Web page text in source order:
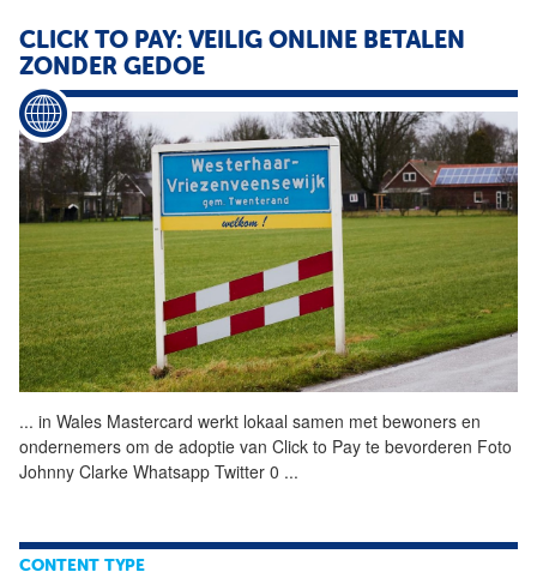
CLICK TO PAY: VEILIG ONLINE BETALEN
ZONDER GEDOE
... in Wales Mastercard werkt lokaal samen met bewoners en
ondernemers om de adoptie van Click to Pay te bevorderen Foto
Johnny Clarke Whatsapp Twitter 0 ...
CONTENT TYPE